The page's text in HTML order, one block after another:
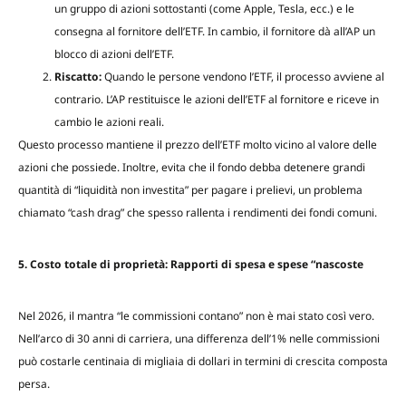
un gruppo di azioni sottostanti (come Apple, Tesla, ecc.) e le
consegna al fornitore dell’ETF. In cambio, il fornitore dà all’AP un
blocco di azioni dell’ETF.
Riscatto:Quando le persone vendono l’ETF, il processo avviene al
contrario. L’AP restituisce le azioni dell’ETF al fornitore e riceve in
cambio le azioni reali.
Questo processo mantiene il prezzo dell’ETF molto vicino al valore delle
azioni che possiede. Inoltre, evita che il fondo debba detenere grandi
quantità di “liquidità non investita” per pagare i prelievi, un problema
chiamato “cash drag” che spesso rallenta i rendimenti dei fondi comuni.
5. Costo totale di proprietà: Rapporti di spesa e spese “nascoste
Nel 2026, il mantra “le commissioni contano” non è mai stato così vero.
Nell’arco di 30 anni di carriera, una differenza dell’1% nelle commissioni
può costarle centinaia di migliaia di dollari in termini di crescita composta
persa.